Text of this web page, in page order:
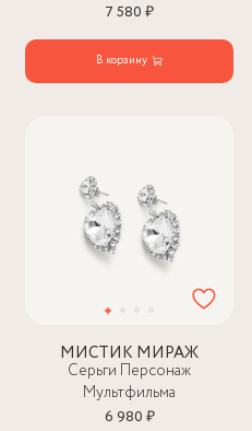
7 580 ₽
В корзину
МИСТИК МИРАЖ
Серьги Персонаж
Мультфильма
6 980 ₽